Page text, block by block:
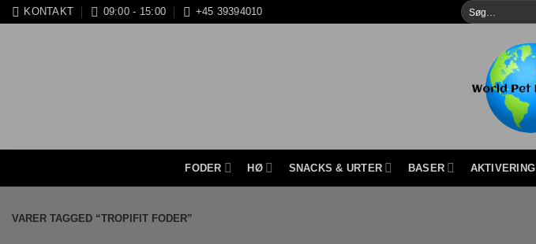
FortsætKONTAKT 09:00 - 15:00 +45 39394010
Søg
efter:
FODER HØ SNACKS & URTER BASER AKTIVERING
VARER TAGGED “TROPIFIT FODER”